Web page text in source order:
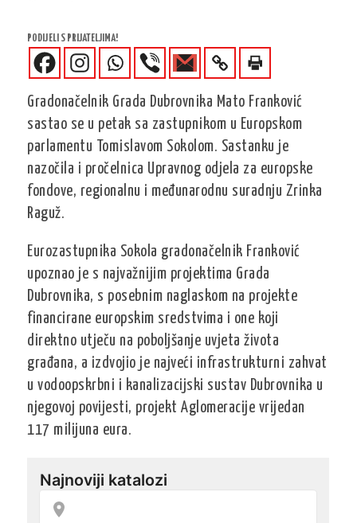
PODIJELI S PRIJATELJIMA!
Gradonačelnik Grada Dubrovnika Mato Franković
sastao se u petak sa zastupnikom u Europskom
parlamentu Tomislavom Sokolom. Sastanku je
nazočila i pročelnica Upravnog odjela za europske
fondove, regionalnu i međunarodnu suradnju Zrinka
Raguž.
Eurozastupnika Sokola gradonačelnik Franković
upoznao je s najvažnijim projektima Grada
Dubrovnika, s posebnim naglaskom na projekte
financirane europskim sredstvima i one koji
direktno utječu na poboljšanje uvjeta života
građana, a izdvojio je najveći infrastrukturni zahvat
u vodoopskrbni i kanalizacijski sustav Dubrovnika u
njegovoj povijesti, projekt Aglomeracije vrijedan
117 milijuna eura.